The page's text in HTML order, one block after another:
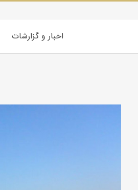
اخبار و گزارشات